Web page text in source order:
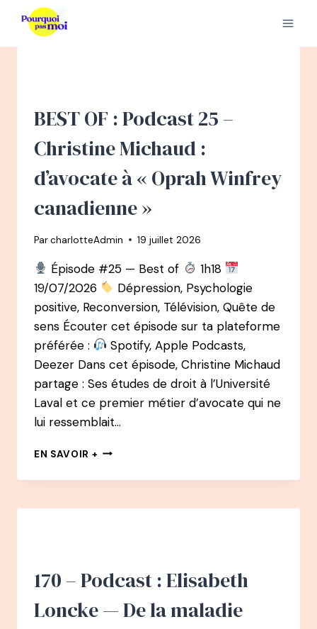
contenu
BEST OF : Podcast 25 –
Christine Michaud :
d’avocate à « Oprah Winfrey
canadienne »
ParcharlotteAdmin 19 juillet 2026
Épisode #25 — Best of
1h18
19/07/2026
Dépression, Psychologie
positive, Reconversion, Télévision, Quête de
sens Écouter cet épisode sur ta plateforme
préférée :
Spotify, Apple Podcasts,
Deezer Dans cet épisode, Christine Michaud
partage : Ses études de droit à l’Université
Laval et ce premier métier d’avocate qui ne
lui ressemblait…
EN SAVOIR + BEST
:
25
D’AVOCATE
« OPRAH
170 – Podcast : Elisabeth
Loncke — De la maladie